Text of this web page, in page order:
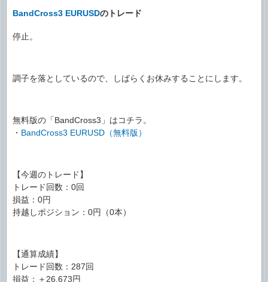
BandCross3 EURUSDのトレード
停止。
調子を落としているので、しばらくお休みすることにします。
無料版の「BandCross3」はコチラ。
・ BandCross3 EURUSD（無料版）
【今週のトレード】
トレード回数：0回
損益：0円
持越しポジション：0円（0本）
【通算成績】
トレード回数：287回
損益：＋26,673円